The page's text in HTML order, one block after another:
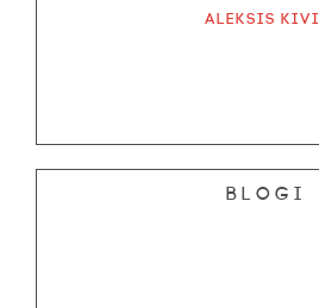
Aleksis Kivi
Blogi